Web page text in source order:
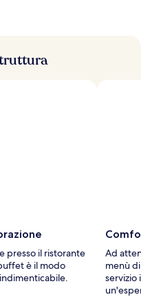
presso il ristorante
è il modo
Ad
menù
servizio